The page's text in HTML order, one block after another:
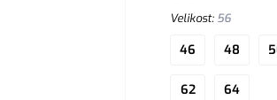
Velikost: 56
46 48
62 64